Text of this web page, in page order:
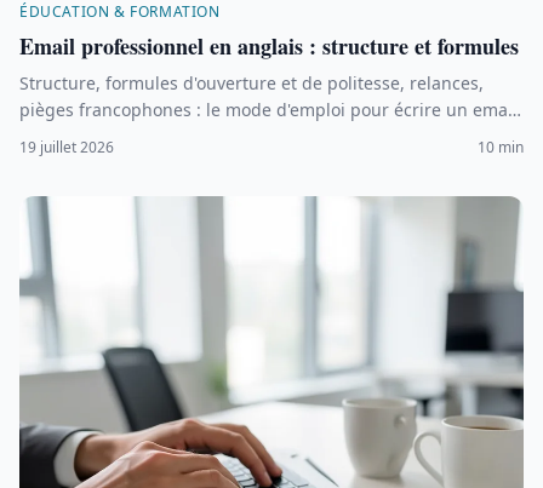
ÉDUCATION & FORMATION
Email professionnel en anglais : structure et formules
Structure, formules d'ouverture et de politesse, relances,
pièges francophones : le mode d'emploi pour écrire un email
professionnel en anglais.
19 juillet 2026 10 min